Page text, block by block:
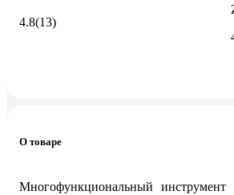
4.8(13)
О товаре
Многофункциональный